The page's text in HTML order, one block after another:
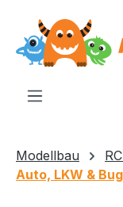
springen
Modellbau
Auto, LKW &